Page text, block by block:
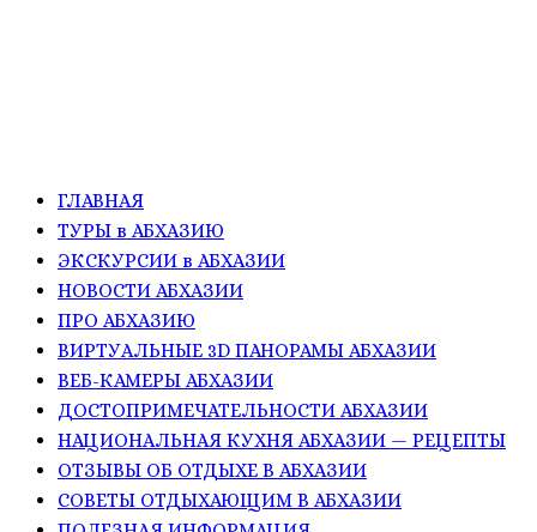
ГЛАВНАЯ
ТУРЫ в АБХАЗИЮ
ЭКСКУРСИИ в АБХАЗИИ
НОВОСТИ АБХАЗИИ
ПРО АБХАЗИЮ
ВИРТУАЛЬНЫЕ 3D ПАНОРАМЫ АБХАЗИИ
ВЕБ-КАМЕРЫ АБХАЗИИ
ДОСТОПРИМЕЧАТЕЛЬНОСТИ АБХАЗИИ
НАЦИОНАЛЬНАЯ КУХНЯ АБХАЗИИ — РЕЦЕПТЫ
ОТЗЫВЫ ОБ ОТДЫХЕ В АБХАЗИИ
СОВЕТЫ ОТДЫХАЮЩИМ В АБХАЗИИ